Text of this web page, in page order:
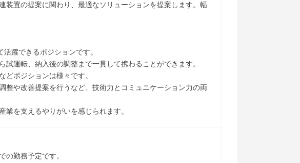
装置の提案に関わり、最適なソリューションを提案します。幅
躍できるポジションです。
運転、納入後の調整まで一貫して携わることができます。
どポジションは様々です。
整や改善提案を行うなど、技術力とコミュニケーション力の両
を支えるやりがいを感じられます。
勤務予定です。